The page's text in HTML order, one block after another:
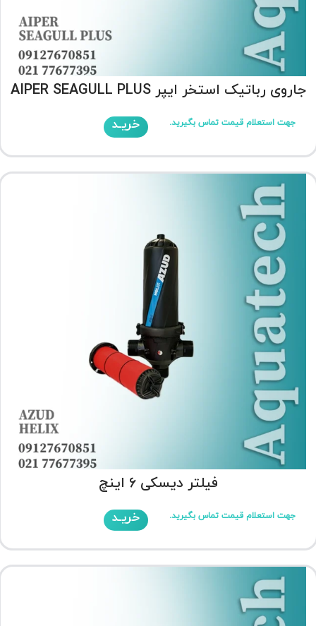
جاروی رباتیک استخر ایپر AIPER SEAGULL PLUS
جهت استعلام قیمت تماس بگیرید. خریـد
فیلتر دیسکی 6 اینچ
جهت استعلام قیمت تماس بگیرید. خریـد